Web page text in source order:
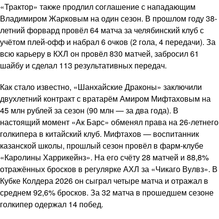
«Трактор» также продлил соглашение с нападающим
Владимиром Жарковым на один сезон. В прошлом году 38-
летний форвард провёл 64 матча за челябинский клуб с
учётом плей-офф и набрал 6 очков (2 гола, 4 передачи). За
всю карьеру в КХЛ он провёл 830 матчей, забросил 61
шайбу и сделал 113 результативных передач.
Как стало известно, «Шанхайские Драконы» заключили
двухлетний контракт с вратарём Амиром Мифтаховым на
45 млн рублей за сезон (90 млн — за два года). В
настоящий момент «Ак Барс» обменял права на 26-летнего
голкипера в китайский клуб. Мифтахов — воспитанник
казанской школы, прошлый сезон провёл в фарм-клубе
«Каролины Харрикейнз». На его счёту 28 матчей и 88,8%
отражённых бросков в регулярке АХЛ за «Чикаго Вулвз». В
Кубке Колдера 2026 он сыграл четыре матча и отражал в
среднем 92,6% бросков. За 32 матча в прошедшем сезоне
голкипер одержал 14 побед.